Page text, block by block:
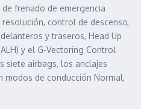
frenado de emergencia
resolución, control de descenso,
y traseros, Head Up
y el G-Vectoring Control
siete airbags, los anclajes
modos de conducción Normal,